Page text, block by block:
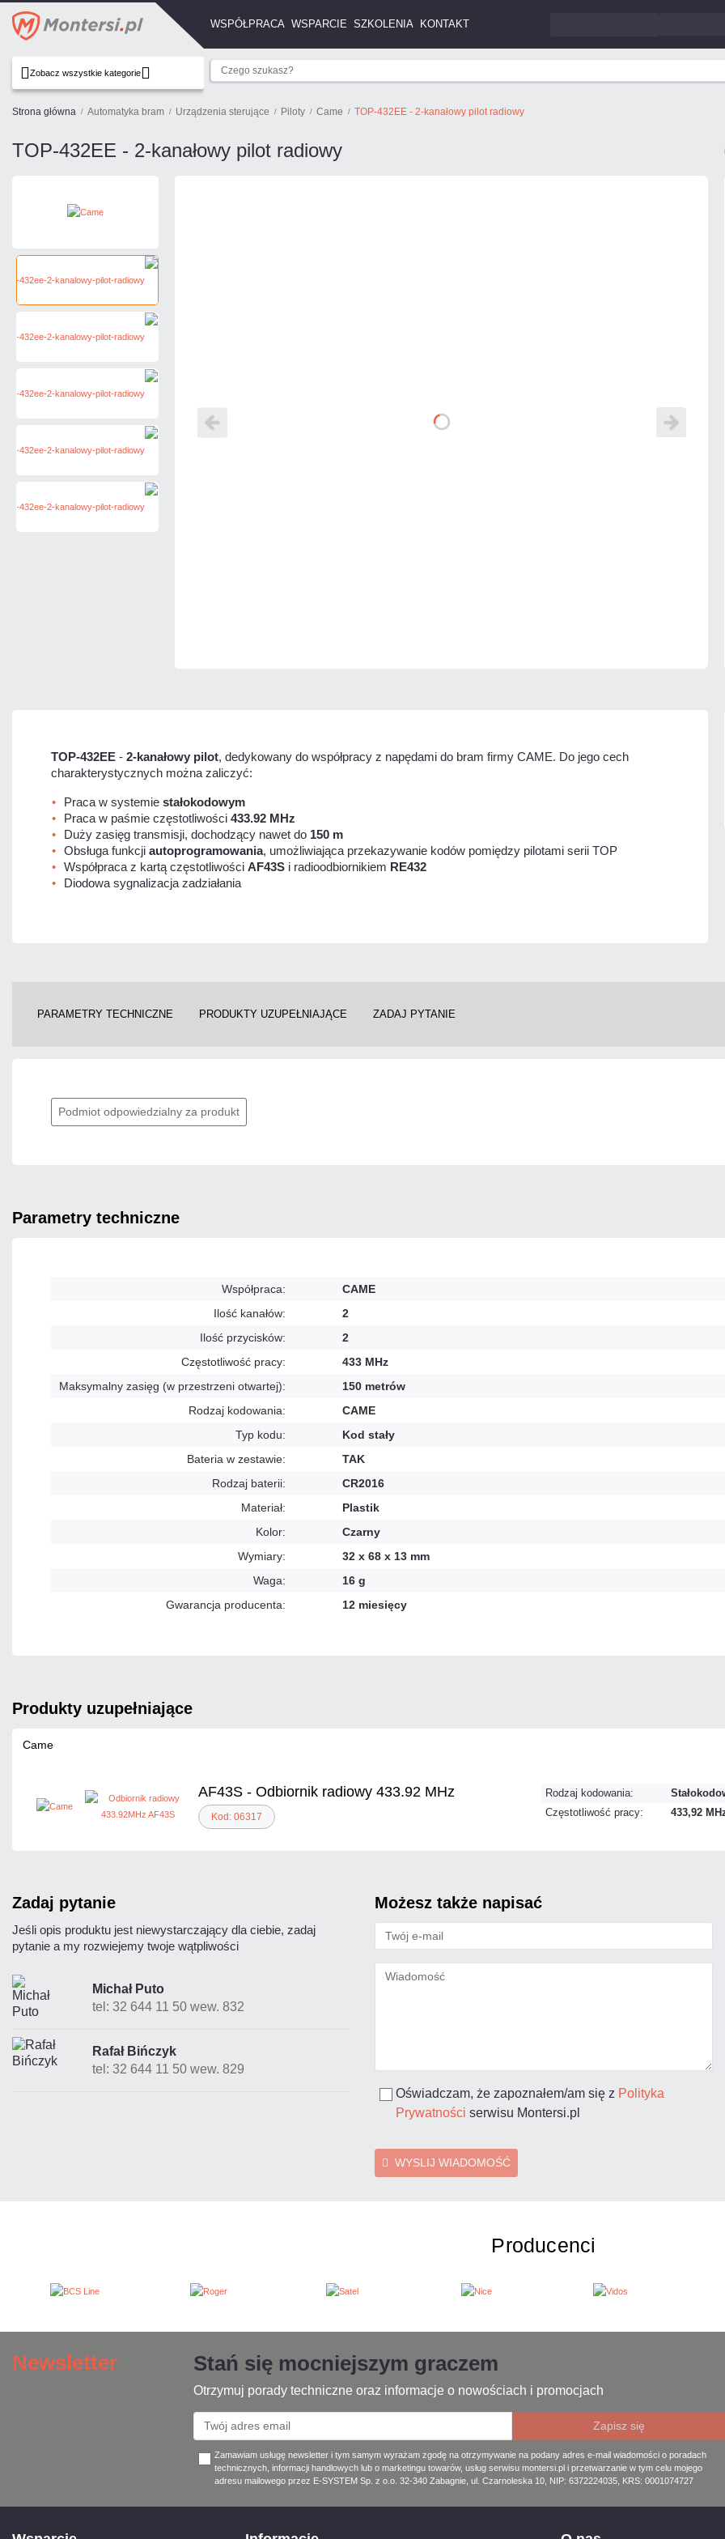
WSPÓŁPRACA WSPARCIE SZKOLENIA KONTAKT
Zobacz wszystkie kategorie
Strona główna Automatyka bram Urządzenia sterujące Piloty Came TOP-432EE - 2-kanałowy pilot radiowy
TOP-432EE - 2-kanałowy pilot radiowy
TOP-432EE - 2-kanałowy pilot, dedykowany do współpracy z napędami do bram firmy CAME. Do jego cech
charakterystycznych można zaliczyć:
Praca w systemie stałokodowym
Praca w paśmie częstotliwości 433.92 MHz
Duży zasięg transmisji, dochodzący nawet do 150 m
Obsługa funkcji autoprogramowania, umożliwiająca przekazywanie kodów pomiędzy pilotami serii TOP
Współpraca z kartą częstotliwości AF43S i radioodbiornikiem RE432
Diodowa sygnalizacja zadziałania
PARAMETRY TECHNICZNE PRODUKTY UZUPEŁNIAJĄCE ZADAJ PYTANIE
Podmiot odpowiedzialny za produkt
parametry techniczne
Współpraca:
CAME
Ilość kanałów:
2
Ilość przycisków:
2
Częstotliwość pracy:
433 MHz
Maksymalny zasięg (w przestrzeni otwartej):
150 metrów
Rodzaj kodowania:
CAME
Typ kodu:
Kod stały
Bateria w zestawie:
TAK
Rodzaj baterii:
CR2016
Materiał:
Plastik
Kolor:
Czarny
Wymiary:
32 x 68 x 13 mm
Waga:
16 g
Gwarancja producenta:
12 miesięcy
produkty uzupełniające
Came
AF43S - Odbiornik radiowy 433.92 MHz
Kod: 06317
Rodzaj kodowania:
Częstotliwość pracy:
433,92
zadaj pytanie
Jeśli opis produktu jest niewystarczający dla ciebie, zadaj
pytanie a my rozwiejemy twoje wątpliwości
Michał Puto
tel: 32 644 11 50 wew. 832
Rafał Bińczyk
tel: 32 644 11 50 wew. 829
możesz także napisać
Oświadczam, że zapoznałem/am się z Polityka
Prywatności serwisu Montersi.pl
WYSLIJ WIADOMOŚĆ
Producenci
Newsletter Stań się mocniejszym graczem
Otrzymuj porady techniczne oraz informacje o nowościach i promocjach
Zamawiam usługę newsletter i tym samym wyrażam zgodę na otrzymywanie na podany adres e-mail wiadomości o poradach
technicznych, informacji handlowych lub o marketingu towarów, usług serwisu montersi.pl i przetwarzanie w tym celu mojego
adresu mailowego przez E-SYSTEM Sp. z o.o. 32-340 Zabagnie, ul. Czarnoleska 10, NIP: 6372224035, KRS: 0001074727